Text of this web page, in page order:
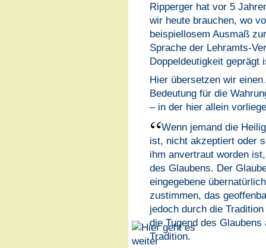
Ripperger hat vor 5
wir heute brauchen, wo
beispiellosem Ausmaß
Sprache der Lehramts-
Doppeldeutigkeit geprägt
Hier übersetzen wir
Bedeutung für die
– in der hier allein
Wenn jemand die
ist, nicht akzeptiert oder
ihm anvertraut worden
des Glaubens. Der
eingegebene
zustimmen, das
jedoch durch die
die Tugend des
Tradition.